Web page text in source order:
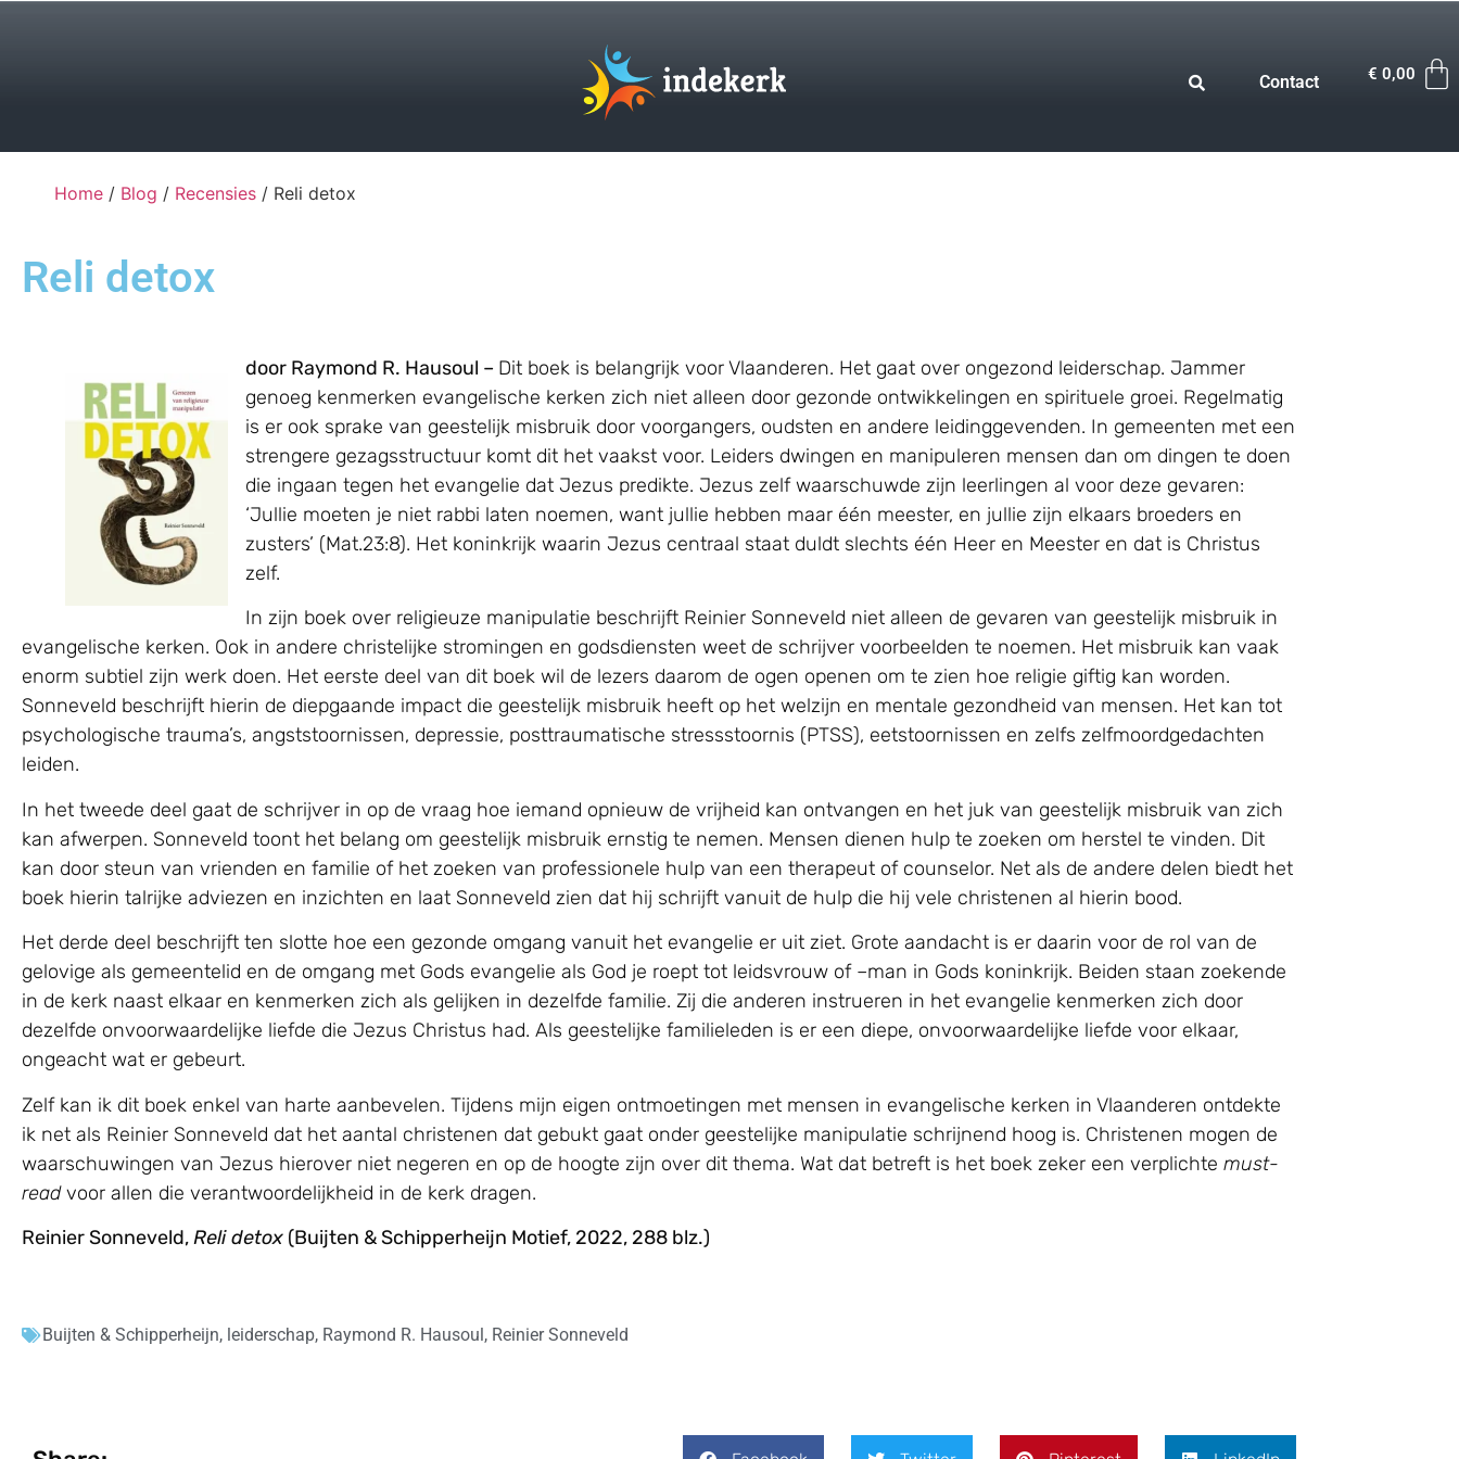
Contact € 0,00
Home / Blog / Recensies / Reli detox
Reli detox
door Raymond R. Hausoul – Dit boek is belangrijk voor Vlaanderen. Het gaat over ongezond leiderschap. Jammer
genoeg kenmerken evangelische kerken zich niet alleen door gezonde ontwikkelingen en spirituele groei. Regelmatig
is er ook sprake van geestelijk misbruik door voorgangers, oudsten en andere leidinggevenden. In gemeenten met een
strengere gezagsstructuur komt dit het vaakst voor. Leiders dwingen en manipuleren mensen dan om dingen te doen
die ingaan tegen het evangelie dat Jezus predikte. Jezus zelf waarschuwde zijn leerlingen al voor deze gevaren:
‘Jullie moeten je niet rabbi laten noemen, want jullie hebben maar één meester, en jullie zijn elkaars broeders en
zusters’ (Mat.23:8). Het koninkrijk waarin Jezus centraal staat duldt slechts één Heer en Meester en dat is Christus
zelf.
In zijn boek over religieuze manipulatie beschrijft Reinier Sonneveld niet alleen de gevaren van geestelijk misbruik in
evangelische kerken. Ook in andere christelijke stromingen en godsdiensten weet de schrijver voorbeelden te noemen. Het misbruik kan vaak
enorm subtiel zijn werk doen. Het eerste deel van dit boek wil de lezers daarom de ogen openen om te zien hoe religie giftig kan worden.
Sonneveld beschrijft hierin de diepgaande impact die geestelijk misbruik heeft op het welzijn en mentale gezondheid van mensen. Het kan tot
psychologische trauma’s, angststoornissen, depressie, posttraumatische stressstoornis (PTSS), eetstoornissen en zelfs zelfmoordgedachten
leiden.
In het tweede deel gaat de schrijver in op de vraag hoe iemand opnieuw de vrijheid kan ontvangen en het juk van geestelijk misbruik van zich
kan afwerpen. Sonneveld toont het belang om geestelijk misbruik ernstig te nemen. Mensen dienen hulp te zoeken om herstel te vinden. Dit
kan door steun van vrienden en familie of het zoeken van professionele hulp van een therapeut of counselor. Net als de andere delen biedt het
boek hierin talrijke adviezen en inzichten en laat Sonneveld zien dat hij schrijft vanuit de hulp die hij vele christenen al hierin bood.
Het derde deel beschrijft ten slotte hoe een gezonde omgang vanuit het evangelie er uit ziet. Grote aandacht is er daarin voor de rol van de
gelovige als gemeentelid en de omgang met Gods evangelie als God je roept tot leidsvrouw of –man in Gods koninkrijk. Beiden staan zoekende
in de kerk naast elkaar en kenmerken zich als gelijken in dezelfde familie. Zij die anderen instrueren in het evangelie kenmerken zich door
dezelfde onvoorwaardelijke liefde die Jezus Christus had. Als geestelijke familieleden is er een diepe, onvoorwaardelijke liefde voor elkaar,
ongeacht wat er gebeurt.
Zelf kan ik dit boek enkel van harte aanbevelen. Tijdens mijn eigen ontmoetingen met mensen in evangelische kerken in Vlaanderen ontdekte
ik net als Reinier Sonneveld dat het aantal christenen dat gebukt gaat onder geestelijke manipulatie schrijnend hoog is. Christenen mogen de
waarschuwingen van Jezus hierover niet negeren en op de hoogte zijn over dit thema. Wat dat betreft is het boek zeker een verplichte must-
readvoor allen die verantwoordelijkheid in de kerk dragen.
Reinier Sonneveld,Reli detox (Buijten & Schipperheijn Motief, 2022, 288 blz.)
Buijten & Schipperheijn, leiderschap, Raymond R. Hausoul , Reinier Sonneveld